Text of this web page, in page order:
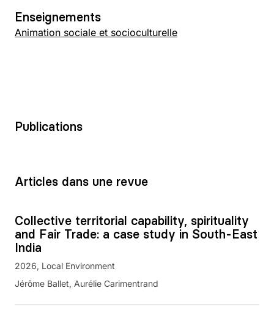
Enseignements
Animation sociale et socioculturelle
Publications
Articles dans une revue
Collective territorial capability, spirituality
and Fair Trade: a case study in South-East
India
2026 Local Environment
Jérôme Ballet, Aurélie Carimentrand